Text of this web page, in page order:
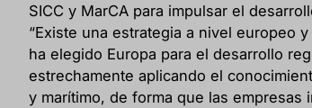
SICC y MarCA para impulsar el
“Existe una estrategia a nivel europeo
ha elegido Europa para el desarrollo
estrechamente aplicando el
y marítimo, de forma que las